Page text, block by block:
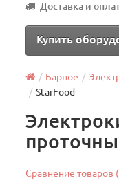
Доставка и
Купить
Барное
StarFood
Сравнение товаров